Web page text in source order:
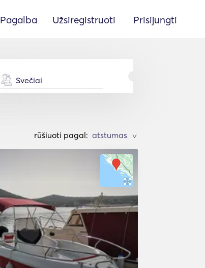
Pagalba Užsiregistruoti Prisijungti
Svečiai
rūšiuoti pagal: >